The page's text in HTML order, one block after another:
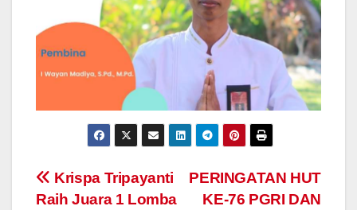
Navigasi
PERINGATAN HUT
KE-76 PGRI DAN
Krispa Tripayanti
Raih Juara 1 Lomba